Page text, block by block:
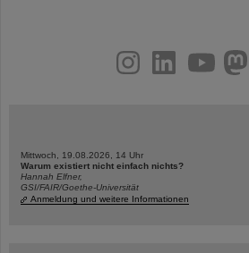
youtubehelmholtz.socialfacebook
Mittwoch, 19.08.2026, 14 Uhr
Warum existiert nicht einfach nichts?
Hannah Elfner,
GSI/FAIR/Goethe-Universität
Anmeldung und weitere Informationen